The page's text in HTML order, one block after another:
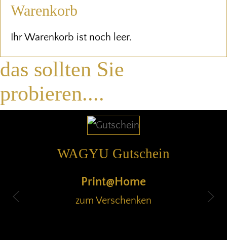
Warenkorb
Ihr Warenkorb ist noch leer.
das sollten Sie
probieren....
WAGYU MINUTENSTEAK
110,-€ / kg
inkl. MwSt.